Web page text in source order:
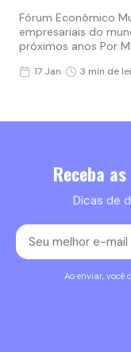
Fórum Econômico
empresariais do
próximos anos Por
17 Jan 3 min de
Receba
Dicas de
Ao enviar, você